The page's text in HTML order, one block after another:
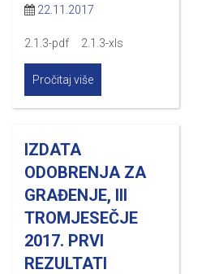
22.11.2017
2.1.3-pdf 2.1.3-xls
Pročitaj više
IZDATA
ODOBRENJA ZA
GRAĐENJE, III
TROMJESEČJE
2017. PRVI
REZULTATI